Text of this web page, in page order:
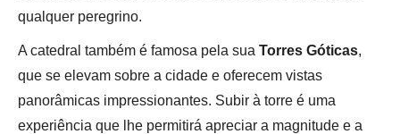
qualquer peregrino.
A catedral também é famosa pela sua Torres Góticas,
que se elevam sobre a cidade e oferecem vistas
panorâmicas impressionantes. Subir à torre é uma
experiência que lhe permitirá apreciar a magnitude e a